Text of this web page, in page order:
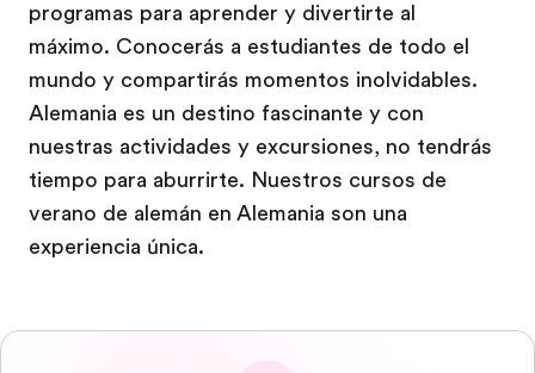
programas para aprender y divertirte al
máximo. Conocerás a estudiantes de todo el
mundo y compartirás momentos inolvidables.
Alemania es un destino fascinante y con
nuestras actividades y excursiones, no tendrás
tiempo para aburrirte. Nuestros cursos de
verano de alemán en Alemania son una
experiencia única.